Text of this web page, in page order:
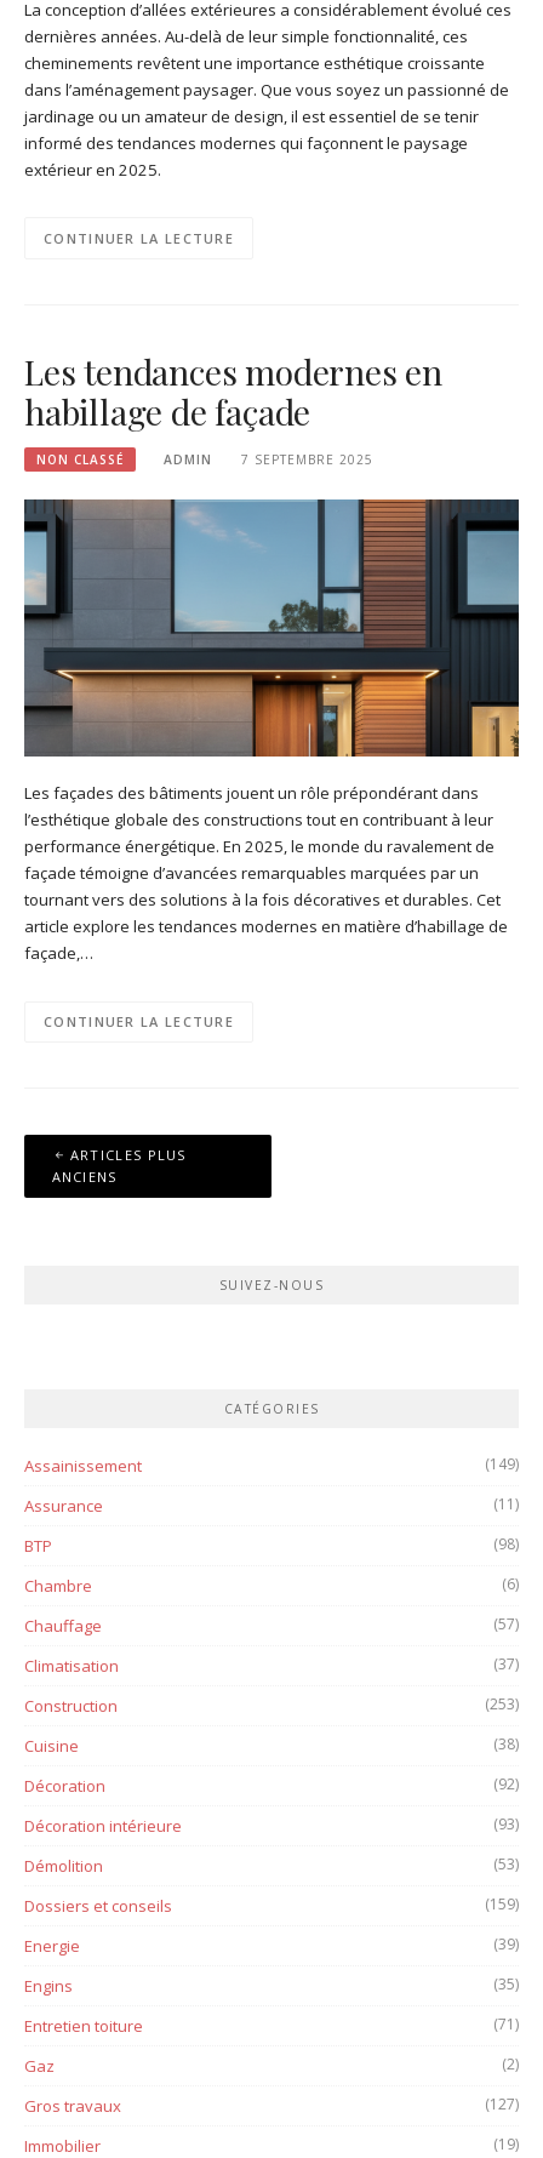
La conception d’allées extérieures a considérablement évolué ces
dernières années. Au-delà de leur simple fonctionnalité, ces
cheminements revêtent une importance esthétique croissante
dans l’aménagement paysager. Que vous soyez un passionné de
jardinage ou un amateur de design, il est essentiel de se tenir
informé des tendances modernes qui façonnent le paysage
extérieur en 2025.
CONTINUER LA LECTURE
Les tendances modernes en
habillage de façade
NON CLASSÉ ADMIN 7 SEPTEMBRE 2025
Les façades des bâtiments jouent un rôle prépondérant dans
l’esthétique globale des constructions tout en contribuant à leur
performance énergétique. En 2025, le monde du ravalement de
façade témoigne d’avancées remarquables marquées par un
tournant vers des solutions à la fois décoratives et durables. Cet
article explore les tendances modernes en matière d’habillage de
façade,…
CONTINUER LA LECTURE
Navigation
des
ARTICLES PLUS
ANCIENS
SUIVEZ-NOUS
CATÉGORIES
Assainissement (149)
Assurance (11)
BTP (98)
Chambre (6)
Chauffage (57)
Climatisation (37)
Construction (253)
Cuisine (38)
Décoration (92)
Décoration intérieure (93)
Démolition (53)
Dossiers et conseils (159)
Energie (39)
Engins (35)
Entretien toiture (71)
Gaz (2)
Gros travaux (127)
Immobilier (19)